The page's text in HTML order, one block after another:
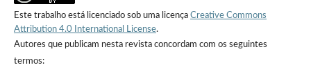
Este trabalho está licenciado sob uma licença Creative Commons
Attribution 4.0 International License.
Autores que publicam nesta revista concordam com os seguintes
termos: